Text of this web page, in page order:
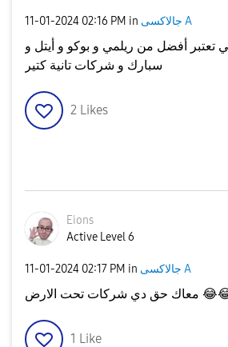
‎11-01-2024 02:16 PM in جالاكسى A
تعتبر أفضل من ريلمي و بوكو و أيتل و
سبارك و شركات تانية كتير
2 Likes
Eions
Active Level 6
‎11-01-2024 02:17 PM in جالاكسى A
😂
1 Like